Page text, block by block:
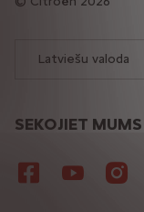
SEKOJIET MUMS
Latviešu valoda